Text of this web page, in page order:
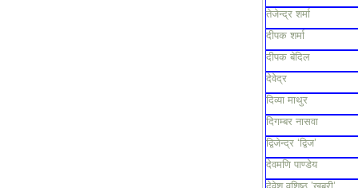
तेजेन्द्र शर्मा
दीपक शर्मा
दीपक बेदिल
देवेद्र
दिव्या माथुर
दिगम्बर नासवा
द्विजेन्द्र ‘द्विज’
देवमणि पाण्डेय